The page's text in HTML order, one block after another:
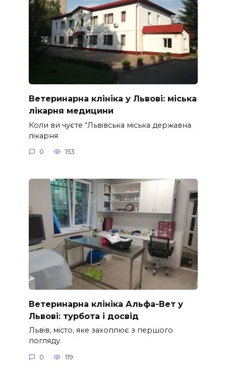
Ветеринарна клініка у Львові: міська
лікарня медицини
Коли ви чуєте “Львівська міська державна
лікарня
0 153
Ветеринарна клініка Альфа-Вет у
Львові: турбота і досвід
Львів, місто, яке захоплює з першого
погляду.
0 119